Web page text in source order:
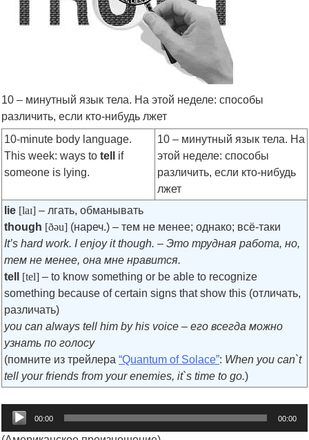
10 – минутный язык тела. На этой неделе: способы
различить, если кто-нибудь лжет
10-minute body language.
This week: ways to tell
if
someone is lying.
10 – минутный язык тела. На
этой неделе: способы
различить, если кто-нибудь
лжет
lie [laɪ] – лгать, обманывать
though [ðəu] (нареч.) – тем не менее; однако; всё-таки
It’s hard work. I enjoy it though. – Это трудная работа, но,
тем не менее, она мне нравится.
tell
[tel] – to know something or be able to recognize
something because of certain signs that show this (отличать,
различать)
you can always tell him by his voice – его всегда можно
узнать по голосу
(помните из трейлера “Quantum of Solace”: When you can`t
tell your friends from your enemies, it`s time to go.)
Audio
Player
00:00 00:00